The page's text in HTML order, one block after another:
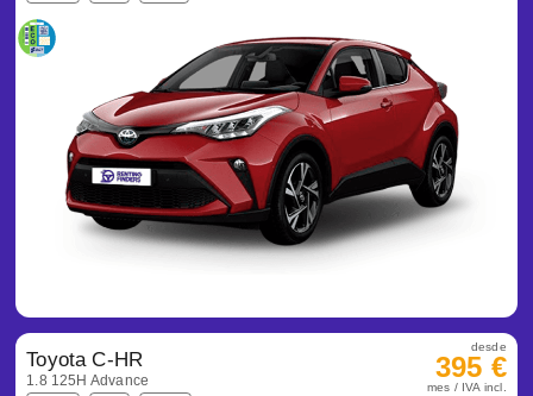
Toyota C-HR
1.8 125H Advance
desde
395 €
mes / IVA incl.